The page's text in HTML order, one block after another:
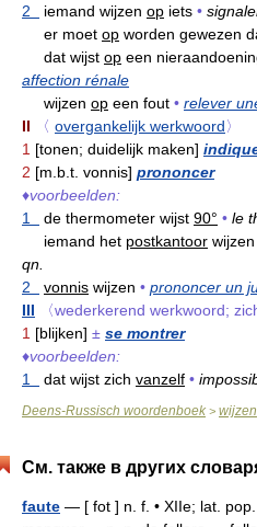
2
iemand wijzen op iets •
er moet op worden gewezen
dat wijst op een
affection rénale
wijzen op een fout • relever
II
〈 overgankelijk werkwoord〉
1 [tonen; duidelijk maken]
2 [m.b.t. vonnis] prononcer
♦voorbeelden:
1
de thermometer wijst 90° • le
iemand het postkantoor wijzen
qn.
2
vonnis wijzen • prononcer un
III
〈wederkerend werkwoord;
1 [blijken] ± se montrer
♦voorbeelden:
1
dat wijst zich vanzelf •
Deens-Russisch woordenboek > wijzen
См. также в других
faute — [ fot ] n. f. • XIIe; lat.